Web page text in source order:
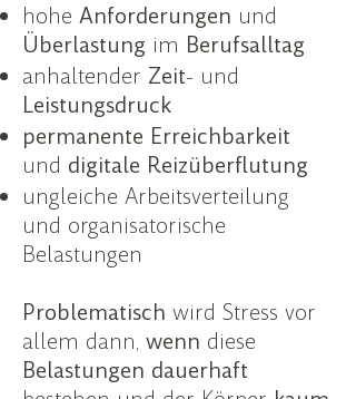
hohe Anforderungen und
Überlastung im Berufsalltag
anhaltender Zeit- und
Leistungsdruck
permanente Erreichbarkeit
und digitale Reizüberflutung
ungleiche Arbeitsverteilung
und organisatorische
Belastungen
Problematisch wird Stress vor
allem dann, wenn diese
Belastungen dauerhaft